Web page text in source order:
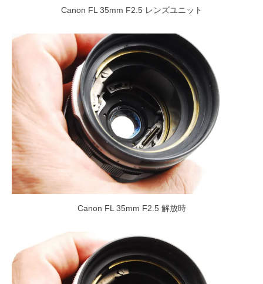
Canon FL 35mm F2.5 レンズユニット
Canon FL 35mm F2.5 解放時